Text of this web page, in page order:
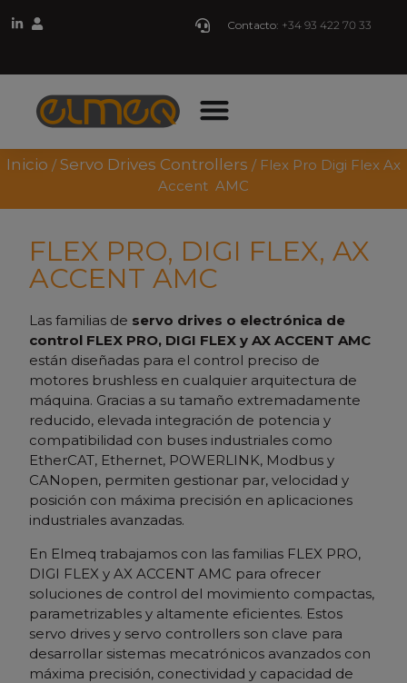
Contacto: +34 93 422 70 33
Inicio /Servo Drives Controllers / Flex Pro Digi Flex Ax
Accent AMC
FLEX PRO, DIGI FLEX, AX
ACCENT AMC
Las familias de servo drives o electrónica de
control FLEX PRO, DIGI FLEX y AX ACCENT AMC
están diseñadas para el control preciso de
motores brushless en cualquier arquitectura de
máquina. Gracias a su tamaño extremadamente
reducido, elevada integración de potencia y
compatibilidad con buses industriales como
EtherCAT, Ethernet, POWERLINK, Modbus y
CANopen, permiten gestionar par, velocidad y
posición con máxima precisión en aplicaciones
industriales avanzadas.
En Elmeq trabajamos con las familias FLEX PRO,
DIGI FLEX y AX ACCENT AMC para ofrecer
soluciones de control del movimiento compactas,
parametrizables y altamente eficientes. Estos
servo drives y servo controllers son clave para
desarrollar sistemas mecatrónicos avanzados con
máxima precisión, conectividad y capacidad de